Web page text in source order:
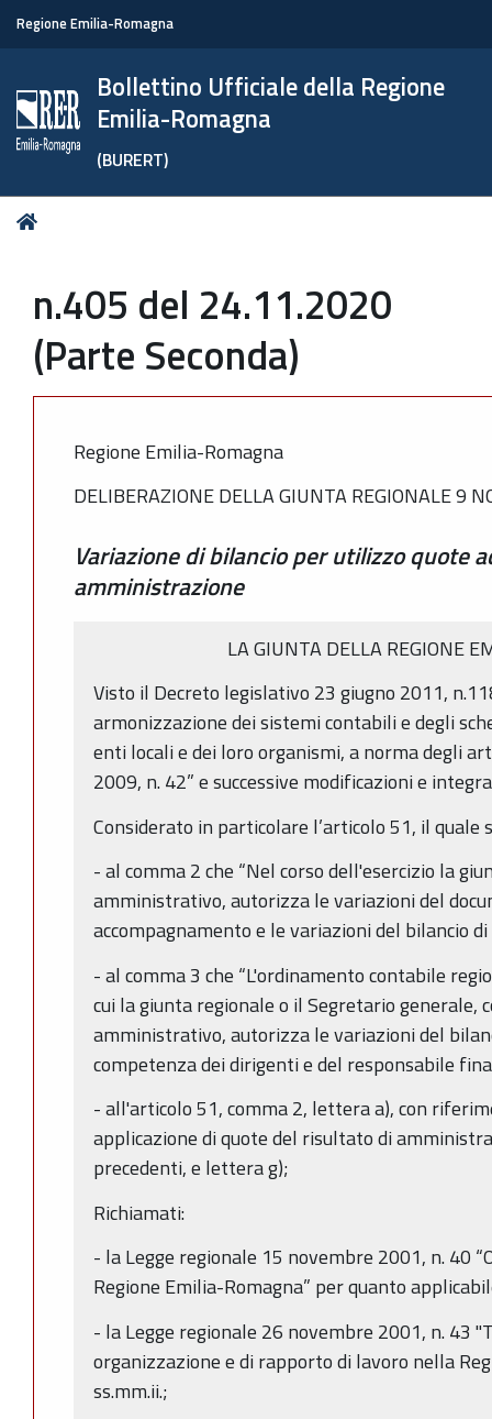
Regione Emilia-Romagna
Bollettino Ufficiale della Regione
Emilia-Romagna
(BURERT)
Tu
n.405 del 24.11.2020
(Parte Seconda)
Regione Emilia-Romagna
DELIBERAZIONE DELLA GIUNTA REGIONALE 9
Variazione di bilancio per utilizzo quote
amministrazione
LA GIUNTA DELLA REGIONE
Visto il Decreto legislativo 23 giugno 2011,
armonizzazione dei sistemi contabili e degli
enti locali e dei loro organismi, a norma degli
2009, n. 42” e successive modificazioni e
Considerato in particolare l’articolo 51, il quale
- al comma 2 che “Nel corso dell'esercizio la
amministrativo, autorizza le variazioni del
accompagnamento e le variazioni del bilancio
- al comma 3 che “L'ordinamento contabile
cui la giunta regionale o il Segretario generale,
amministrativo, autorizza le variazioni del
competenza dei dirigenti e del responsabile
- all'articolo 51, comma 2, lettera a), con
applicazione di quote del risultato di
precedenti, e lettera g);
Richiamati:
- la Legge regionale 15 novembre 2001, n. 40
Regione Emilia-Romagna” per quanto
- la Legge regionale 26 novembre 2001, n. 43
organizzazione e di rapporto di lavoro nella
ss.mm.ii.;